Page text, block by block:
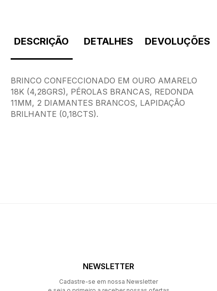
DESCRIÇÃO DETALHES DEVOLUÇÕES
BRINCO CONFECCIONADO EM OURO AMARELO
18K (4,28GRS), PÉROLAS BRANCAS, REDONDA
11MM, 2 DIAMANTES BRANCOS, LAPIDAÇÃO
BRILHANTE (0,18CTS).
NEWSLETTER
Cadastre-se em nossa Newsletter